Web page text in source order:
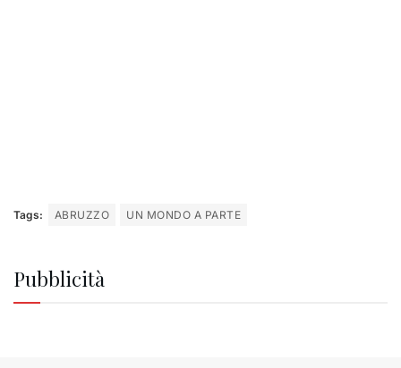
Tags: ABRUZZO UN MONDO A PARTE
Pubblicità